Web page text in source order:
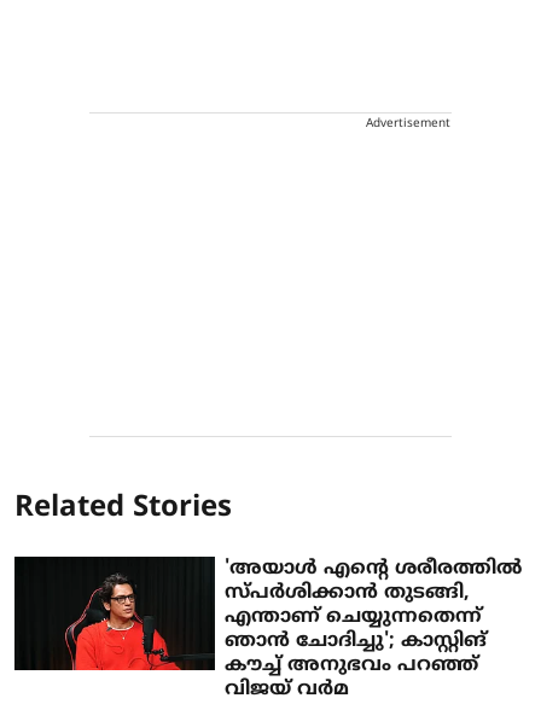
Advertisement
Related Stories
'അയാൾ എന്റെ ശരീരത്തിൽ
സ്പർശിക്കാൻ തുടങ്ങി,
എന്താണ് ചെയ്യുന്നതെന്ന്
ഞാൻ ചോദിച്ചു'; കാസ്റ്റിങ്
കൗച്ച് അനുഭവം പറഞ്ഞ്
വിജയ് വർമ